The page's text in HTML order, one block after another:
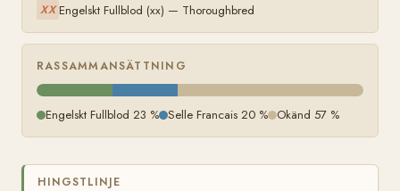
XX Engelskt Fullblod (xx) — Thoroughbred
RASSAMMANSÄTTNING
Engelskt Fullblod 23 % Selle Francais 20 % Okänd 57 %
HINGSTLINJE